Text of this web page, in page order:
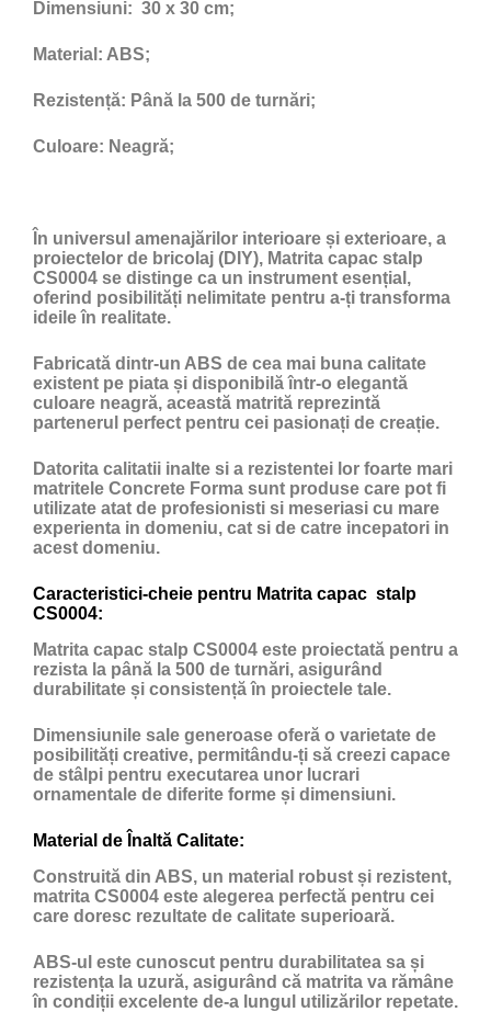
Dimensiuni: 30 x 30 cm;
Material: ABS;
Rezistență: Până la 500 de turnări;
Culoare: Neagră;
În universul amenajărilor interioare și exterioare, a
proiectelor de bricolaj (DIY), Matrita capac stalp
CS0004 se distinge ca un instrument esențial,
oferind posibilități nelimitate pentru a-ți transforma
ideile în realitate.
Fabricată dintr-un ABS de cea mai buna calitate
existent pe piata și disponibilă într-o elegantă
culoare neagră, această matrită reprezintă
partenerul perfect pentru cei pasionați de creație.
Datorita calitatii inalte si a rezistentei lor foarte mari
matritele Concrete Forma sunt produse care pot fi
utilizate atat de profesionisti si meseriasi cu mare
experienta in domeniu, cat si de catre incepatori in
acest domeniu.
Caracteristici-cheie pentru Matrita capac stalp
CS0004:
Matrita capac stalp CS0004 este proiectată pentru a
rezista la până la 500 de turnări, asigurând
durabilitate și consistență în proiectele tale.
Dimensiunile sale generoase oferă o varietate de
posibilități creative, permitându-ți să creezi capace
de stâlpi pentru executarea unor lucrari
ornamentale de diferite forme și dimensiuni.
Material de Înaltă Calitate:
Construită din ABS, un material robust și rezistent,
matrita CS0004 este alegerea perfectă pentru cei
care doresc rezultate de calitate superioară.
ABS-ul este cunoscut pentru durabilitatea sa și
rezistența la uzură, asigurând că matrita va rămâne
în condiții excelente de-a lungul utilizărilor repetate.